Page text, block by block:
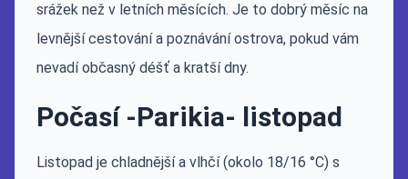
srážek než v letních měsících. Je to dobrý měsíc na
levnější cestování a poznávání ostrova, pokud vám
nevadí občasný déšť a kratší dny.
Počasí -Parikia- listopad
Listopad je chladnější a vlhčí (okolo 18/16 °C) s